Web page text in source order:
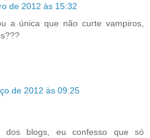
de 2012 às 15:32
a única que não curte vampiros,
de 2012 às 09:25
dos blogs, eu confesso que só